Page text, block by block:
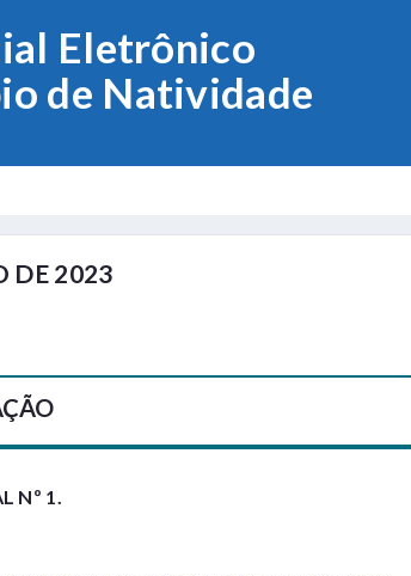
Eletrônico
de Natividade
DE 2023
Nº 1.